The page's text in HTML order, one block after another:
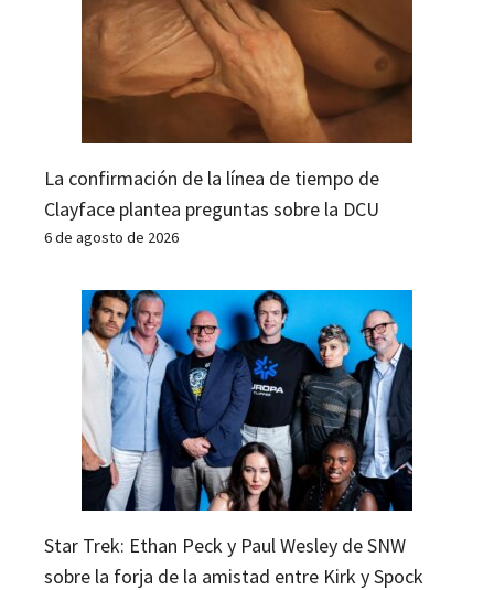
La confirmación de la línea de tiempo de
Clayface plantea preguntas sobre la DCU
6 de agosto de 2026
Star Trek: Ethan Peck y Paul Wesley de SNW
sobre la forja de la amistad entre Kirk y Spock